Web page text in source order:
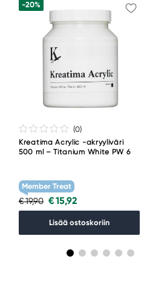
-20%
(0)
Kreatima Acrylic -akryyliväri
500 ml – Titanium White PW 6
Member Treat
€ 19,90 € 15,92
Lisää ostoskoriin